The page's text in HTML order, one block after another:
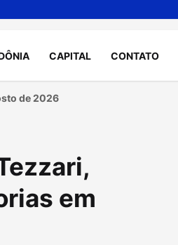
CAPITAL CONTATO
de 2026
em